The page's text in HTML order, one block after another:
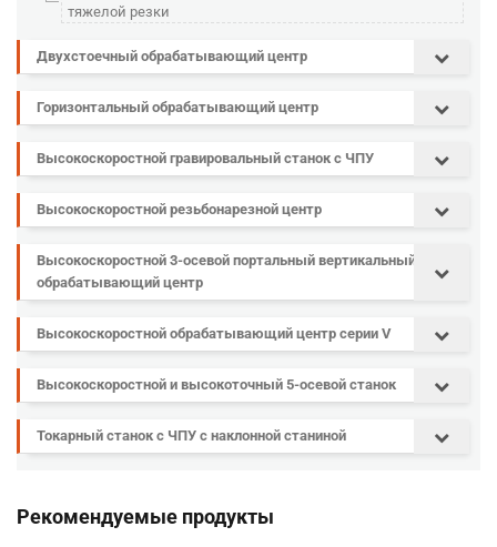
тяжелой резки
Двухстоечный обрабатывающий центр
Горизонтальный обрабатывающий центр
Высокоскоростной гравировальный станок с ЧПУ
Высокоскоростной резьбонарезной центр
Высокоскоростной 3-осевой портальный вертикальный
обрабатывающий центр
Высокоскоростной обрабатывающий центр серии V
Высокоскоростной и высокоточный 5-осевой станок
Токарный станок с ЧПУ с наклонной станиной
Рекомендуемые продукты